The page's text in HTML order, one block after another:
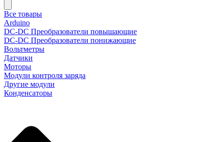
Все товары
Arduino
DC-DC Преобразователи повышающие
DC-DC Преобразователи понижающие
Вольтметры
Датчики
Моторы
Модули контроля заряда
Другие модули
Конденсаторы